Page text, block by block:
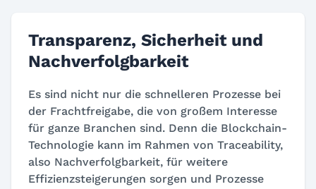
Transparenz, Sicherheit und
Nachverfolgbarkeit
Es sind nicht nur die schnelleren Prozesse bei
der Frachtfreigabe, die von großem Interesse
für ganze Branchen sind. Denn die Blockchain-
Technologie kann im Rahmen von Traceability,
also Nachverfolgbarkeit, für weitere
Effizienzsteigerungen sorgen und Prozesse